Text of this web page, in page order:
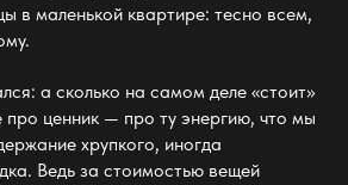
в маленькой квартире: тесно всем,
а сколько на самом деле «стоит»
про ценник — про ту энергию, что мы
хрупкого, иногда
Ведь за стоимостью вещей